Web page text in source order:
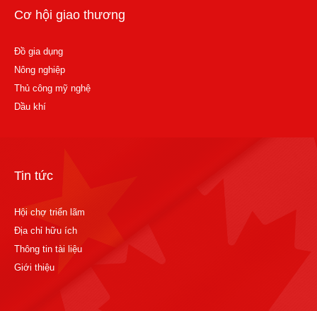
Cơ hội giao thương
Đồ gia dụng
Nông nghiệp
Thủ công mỹ nghệ
Dầu khí
Tin tức
Hội chợ triển lãm
Địa chỉ hữu ích
Thông tin tài liệu
Giới thiệu